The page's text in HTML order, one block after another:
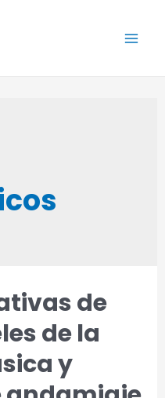
de
de la
y